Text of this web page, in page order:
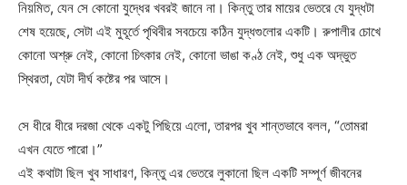
নিয়মিত, যেন সে কোনো যুদ্ধের খবরই জানে না। কিন্তু তার মায়ের ভেতরে যে যুদ্ধটা
শেষ হয়েছে, সেটা এই মুহূর্তে পৃথিবীর সবচেয়ে কঠিন যুদ্ধগুলোর একটি। রুপালীর চোখে
কোনো অশ্রু নেই, কোনো চিৎকার নেই, কোনো ভাঙা কণ্ঠ নেই, শুধু এক অদ্ভুত
স্থিরতা, যেটা দীর্ঘ কষ্টের পর আসে।
সে ধীরে ধীরে দরজা থেকে একটু পিছিয়ে এলো, তারপর খুব শান্তভাবে বলল, “তোমরা
এখন যেতে পারো।”
এই কথাটা ছিল খুব সাধারণ, কিন্তু এর ভেতরে লুকানো ছিল একটি সম্পূর্ণ জীবনের